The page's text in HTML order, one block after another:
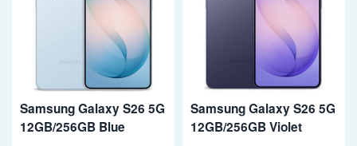
Samsung Galaxy S26 5G
12GB/256GB Blue
Samsung Galaxy S26 5G
12GB/256GB Violet